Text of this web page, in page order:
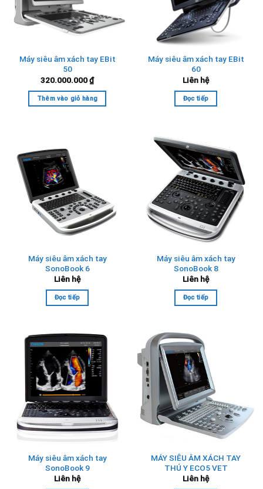
Máy siêu âm xách tay EBit
50
320.000.000₫
Thêm vào giỏ hàng
Máy siêu âm xách tay EBit
60
Liên hệ
Đọc tiếp
Máy siêu âm xách tay
SonoBook 6
Liên hệ
Đọc tiếp
Máy siêu âm xách tay
SonoBook 8
Liên hệ
Đọc tiếp
Máy siêu âm xách tay
SonoBook 9
Liên hệ
MÁY SIÊU ÂM XÁCH TAY
THÚ Y ECO5 VET
Liên hệ